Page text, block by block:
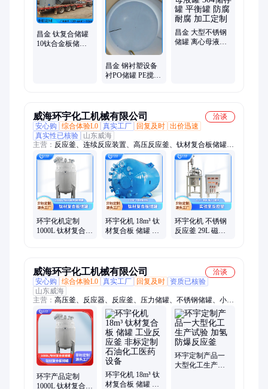
昌金 钛复合储罐
10钛合金板储存
昌金 钢衬塑设备
衬PO储罐 PE搅拌
昌金 大型不锈钢
储罐 离心母液罐
威海环宇化工机械有限公司
洽谈
安心购
综合体验L0 真实工厂 回复及时 出价迅速
真实性已核验
山东威海
主营： 反应釜、连续反应装置、高压反应釜、钛材复合板储罐、
高温反应釜、不锈钢反应釜、实验室反应釜、工业反应釜
环宇化机定制
1000L 钛材复合板
环宇化机 18m³ 钛
材复合板 储罐 工
环宇化机 不锈钢
反应釜 29L 磁力
威海环宇化工机械有限公司
洽谈
安心购
综合体验L0 真实工厂 回复及时
资质已核验
山东威海
主营： 高压釜、反应器、反应釜、压力储罐、不锈钢储罐、小试
装置、搅拌设备、涂料设备、压力容器、磁力耦合器、2l实验室
小釜、化工机械设备、化学反应系统、聚氨酯预聚釜、实验室化
工仪器、实验室反应装置、自动智能控制仪、蒸汽加热反应锅
环宇产品定制
1000L 钛材复合板
环宇化机 18m³ 钛
材复合板 储罐 工
环宇定制产品一
大型化工生产试